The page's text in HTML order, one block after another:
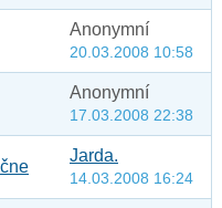
Anonymní
20.03.2008 10:58
Anonymní
17.03.2008 22:38
Jarda.
14.03.2008 16:24